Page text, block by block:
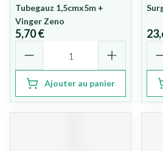
Tubegauz 1,5cmx5m +
Vinger Zeno
5,70 €
Ajouter au panier